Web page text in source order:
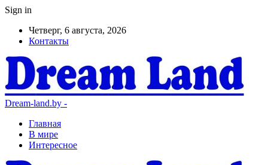
Sign in
Четверг, 6 августа, 2026
Контакты
Dream-land.by -
Главная
В мире
Интересное